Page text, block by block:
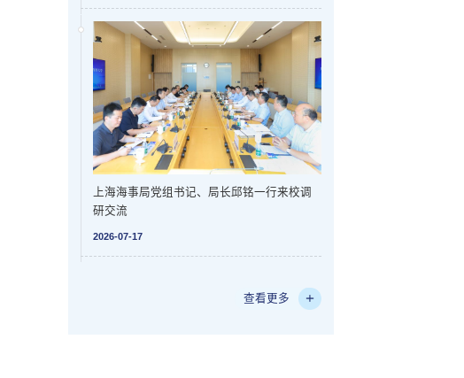
上海海事局党组书记、局长邱铭一行来校调
研交流
2026-07-17
查看更多